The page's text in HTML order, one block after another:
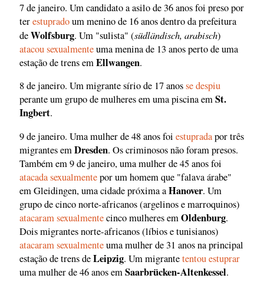
7 de janeiro. Um candidato a asilo de 36 anos foi preso por
terestupradoum menino de 16 anos dentro da prefeitura
deWolfsburg. Um "sulista" (südländisch, arabisch)
atacou sexualmenteuma menina de 13 anos perto de uma
estação de trens emEllwangen.
8 de janeiro. Um migrante sírio de 17 anosse despiu
perante um grupo de mulheres em uma piscina emSt.
Ingbert.
9 de janeiro. Uma mulher de 48 anos foi estupradapor três
migrantes emDresden. Os criminosos não foram presos.
Também em 9 de janeiro, uma mulher de 45 anos foi
atacada sexualmentepor um homem que "falava árabe"
em Gleidingen, uma cidade próxima aHanover. Um
grupo de cinco norte-africanos (argelinos e marroquinos)
atacaram sexualmentecinco mulheres emOldenburg.
Dois migrantes norte-africanos (líbios e tunisianos)
atacaram sexualmenteuma mulher de 31 anos na principal
estação de trens deLeipzig. Um migrantetentou estuprar
uma mulher de 46 anos emSaarbrücken-Altenkessel.